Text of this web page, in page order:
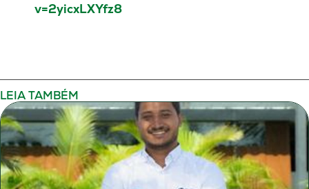
v=2yicxLXYfz8
LEIA TAMBÉM